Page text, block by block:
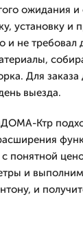
ожидания
установку и
и не требовал
Для заказа
выезда.
Ктр
понятной
и выполним
и